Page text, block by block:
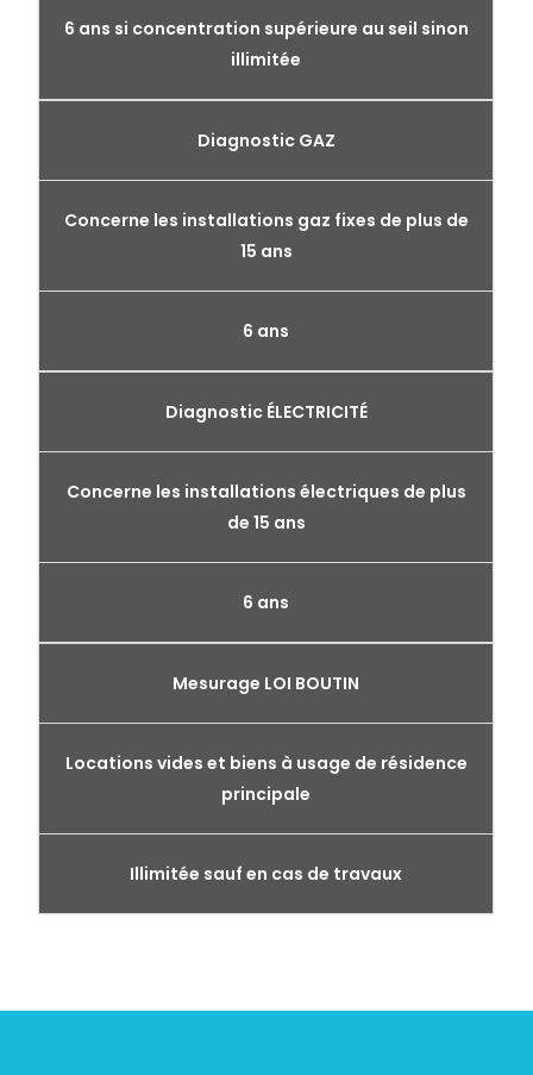
6 ans si concentration supérieure au seil sinon
illimitée
Diagnostic GAZ
Concerne les installations gaz fixes de plus de
15 ans
6 ans
Diagnostic ÉLECTRICITÉ
Concerne les installations électriques de plus
de 15 ans
6 ans
Mesurage LOI BOUTIN
Locations vides et biens à usage de résidence
principale
Illimitée sauf en cas de travaux